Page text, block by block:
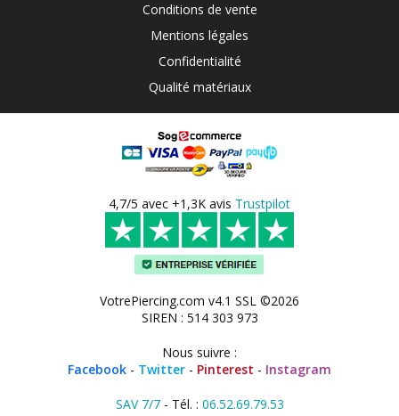
Conditions de vente
Mentions légales
Confidentialité
Qualité matériaux
4,7/5 avec +1,3K avis Trustpilot
VotrePiercing.com v4.1 SSL ©2026
SIREN : 514 303 973
Nous suivre :
Facebook - Twitter - Pinterest - Instagram
SAV 7/7- Tél. : 06.52.69.79.53